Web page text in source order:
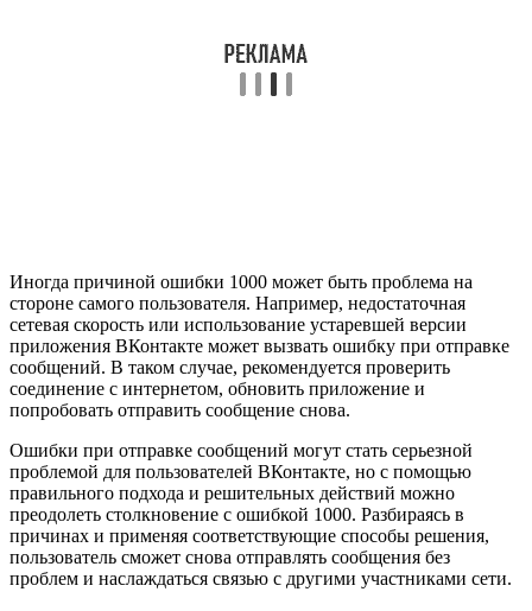
Иногда причиной ошибки 1000 может быть проблема на
стороне самого пользователя. Например, недостаточная
сетевая скорость или использование устаревшей версии
приложения ВКонтакте может вызвать ошибку при отправке
сообщений. В таком случае, рекомендуется проверить
соединение с интернетом, обновить приложение и
попробовать отправить сообщение снова.
Ошибки при отправке сообщений могут стать серьезной
проблемой для пользователей ВКонтакте, но с помощью
правильного подхода и решительных действий можно
преодолеть столкновение с ошибкой 1000. Разбираясь в
причинах и применяя соответствующие способы решения,
пользователь сможет снова отправлять сообщения без
проблем и наслаждаться связью с другими участниками сети.